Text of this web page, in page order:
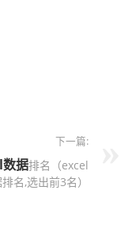
下一篇:
数据排名（excel
名,选出前3名）